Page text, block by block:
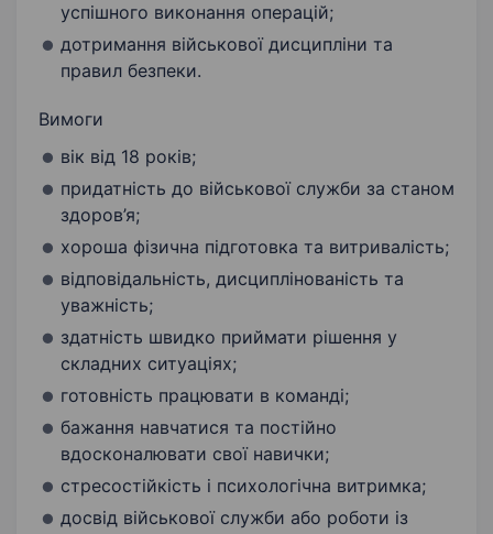
успішного виконання операцій;
дотримання військової дисципліни та
правил безпеки.
Вимоги
вік від 18 років;
придатність до військової служби за станом
здоров’я;
хороша фізична підготовка та витривалість;
відповідальність, дисциплінованість та
уважність;
здатність швидко приймати рішення у
складних ситуаціях;
готовність працювати в команді;
бажання навчатися та постійно
вдосконалювати свої навички;
стресостійкість і психологічна витримка;
досвід військової служби або роботи із